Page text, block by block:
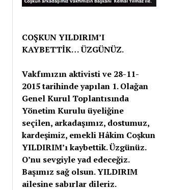
COŞKUN YILDIRIM’I
KAYBETTİK… ÜZGÜNÜZ.
Vakfımızın aktivisti ve 28-11-
2015 tarihinde yapılan 1. Olağan
Genel Kurul Toplantısında
Yönetim Kurulu üyeliğine
seçilen, arkadaşımız, dostumuz,
kardeşimiz, emekli Hâkim Coşkun
YILDIRIM’ı kaybettik. Üzgünüz.
O’nu sevgiyle yad edeceğiz.
Başımız sağ olsun. YILDIRIM
ailesine sabırlar dileriz.